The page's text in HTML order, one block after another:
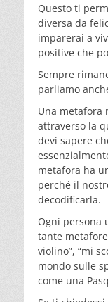
Questo ti
diversa da
imparerai a
positive che
Sempre
parliamo
Una metafora
attraverso la
devi sapere
metafora ha
perché il
decodificarla.
Ogni persona
tante
violino”, “mi
mondo sulle
come una